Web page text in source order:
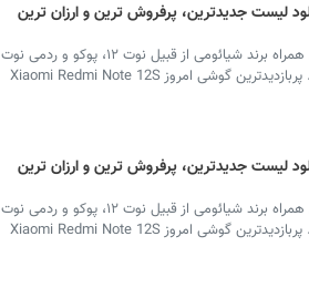
لیست جدیدترین، پرفروش ترین و ارزان ترین
بهترین گوشی انواع مدل‌ گوشی‌های تلفن همراه برند شیائومی از قبیل نوت ۱۲، پوکو و ردمی نوت
۱۳ مورد توجه کاربران فضای مجازی است. پربازدیدترین گوشی امروز Xiaomi Redmi Note 12S
لیست جدیدترین، پرفروش ترین و ارزان ترین
بهترین گوشی انواع مدل‌ گوشی‌های تلفن همراه برند شیائومی از قبیل نوت ۱۲، پوکو و ردمی نوت
۱۳ مورد توجه کاربران فضای مجازی است. پربازدیدترین گوشی امروز Xiaomi Redmi Note 12S